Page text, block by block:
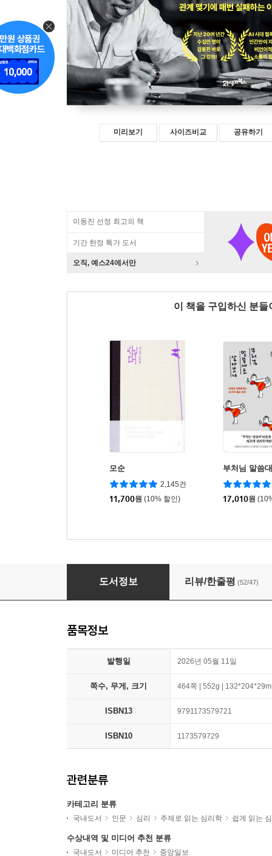
미리보기 사이즈비교 공유하기
이동진 선정 최고의 책
기간 한정 특가 도서
오직, 예스24에서만
이 책을 구입하신 분
모순
2,145건
11,700원 (10% 할인)
부처님 말씀
17,010원
말하지 않고 말하기
도서정보 리뷰/한줄평 (52/47)
품목정보
발행일 2026년 05월 11일
쪽수, 무게, 크기 464쪽 | 552g |
ISBN13 9791173579721
ISBN10 1173579729
관련분류
카테고리 분류
국내도서 인문 심리 주제로 읽는 심리학 쉽게 읽는
수상내역 및 미디어 추천 분류
국내도서 미디어 추천 중앙일보